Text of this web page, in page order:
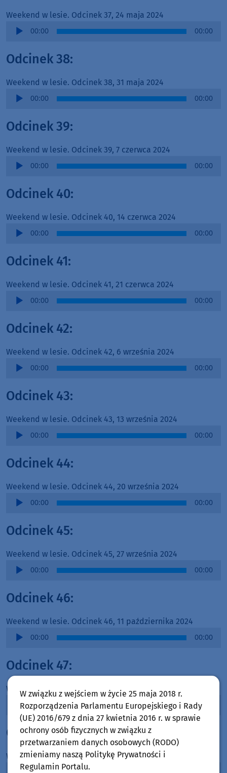
Weekend w lesie. Odcinek 37, 24 maja 2024
Audio
00:00 00:00
Odcinek 38:
Weekend w lesie. Odcinek 38, 31 maja 2024
Audio
00:00 00:00
Odcinek 39:
Weekend w lesie. Odcinek 39, 7 czerwca 2024
Audio
00:00 00:00
Odcinek 40:
Weekend w lesie. Odcinek 40, 14 czerwca 2024
Audio
00:00 00:00
Odcinek 41:
Weekend w lesie. Odcinek 41, 21 czerwca 2024
Audio
00:00 00:00
Odcinek 42:
Weekend w lesie. Odcinek 42, 6 września 2024
Audio
00:00 00:00
Odcinek 43:
Weekend w lesie. Odcinek 43, 13 września 2024
Audio
00:00 00:00
Odcinek 44:
Weekend w lesie. Odcinek 44, 20 września 2024
Audio
00:00 00:00
Odcinek 45:
Weekend w lesie. Odcinek 45, 27 września 2024
Audio
00:00 00:00
Odcinek 46:
Weekend w lesie. Odcinek 46, 11 października 2024
Audio
00:00 00:00
Odcinek 47:
Weekend w lesie. Odcinek 47, 18 października 2024
Player
00:00 00:00
Odcinek 48:
Weekend w lesie. Odcinek 48, 25 października 2024
Audio
W związku z wejściem w życie 25 maja 2018 r.
Rozporządzenia Parlamentu Europejskiego i Rady
(UE) 2016/679 z dnia 27 kwietnia 2016 r. w sprawie
ochrony osób fizycznych w związku z
przetwarzaniem danych osobowych (RODO)
zmieniamy naszą Politykę Prywatności i
Regulamin Portalu.